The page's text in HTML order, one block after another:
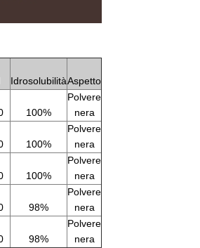
IdrosolubilitàAspetto
100%
Polvere
nera
100%
Polvere
nera
100%
Polvere
nera
98%
Polvere
nera
98%
Polvere
nera